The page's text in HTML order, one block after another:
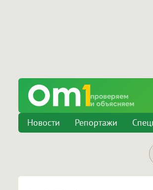
Новости Репортажи